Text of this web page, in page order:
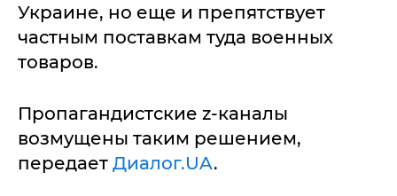
Украине, но еще и препятствует
частным поставкам туда военных
товаров.
Пропагандистские z-каналы
возмущены таким решением,
передает Диалог.UA.